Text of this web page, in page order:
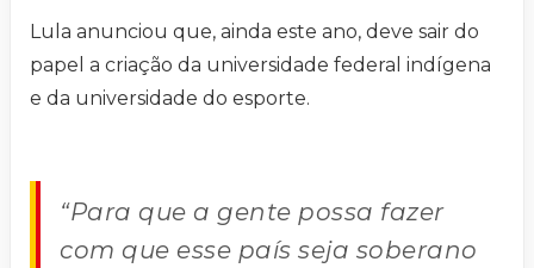
Lula anunciou que, ainda este ano, deve sair do
papel a criação da universidade federal indígena
e da universidade do esporte.
“Para que a gente possa fazer
com que esse país seja soberano